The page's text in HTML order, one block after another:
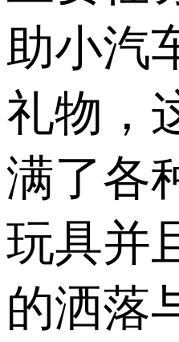
助小汽
礼物，
满了各
玩具并
的洒落